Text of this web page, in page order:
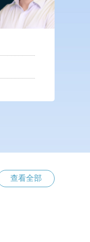
查看全部